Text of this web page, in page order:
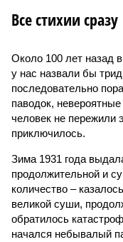
Все стихии сразу
Около 100 лет назад
у нас назвали бы
последовательно
паводок,
человек не пережили
приключилось.
Зима 1931 года
продолжительной и
количество –
великой суши,
обратилось
начался небывалый